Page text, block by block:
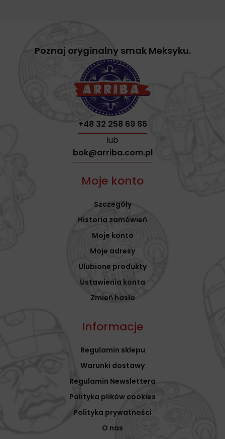
Poznaj oryginalny smak Meksyku.
+48 32 258 69 86
lub
bok@arriba.com.pl
Moje konto
Szczegóły
Historia zamówień
Moje konto
Moje adresy
Ulubione produkty
Ustawienia konta
Zmień hasło
Informacje
Regulamin sklepu
Warunki dostawy
Regulamin Newslettera
Polityka plików cookies
Polityka prywatności
O nas